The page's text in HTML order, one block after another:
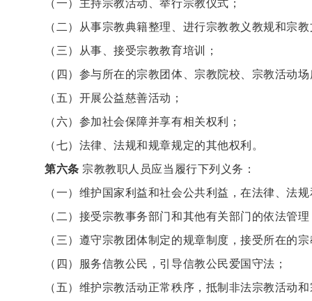
（一）主持宗教活动、举行宗教仪式；
（二）从事宗教典籍整理、进行宗教教义教规和宗
（三）从事、接受宗教教育培训；
（四）参与所在的宗教团体、宗教院校、宗教活动
（五）开展公益慈善活动；
（六）参加社会保障并享有相关权利；
（七）法律、法规和规章规定的其他权利。
第六条 宗教教职人员应当履行下列义务：
（一）维护国家利益和社会公共利益，在法律、法
（二）接受宗教事务部门和其他有关部门的依法管理
（三）遵守宗教团体制定的规章制度，接受所在的
（四）服务信教公民，引导信教公民爱国守法；
（五）维护宗教活动正常秩序，抵制非法宗教活动